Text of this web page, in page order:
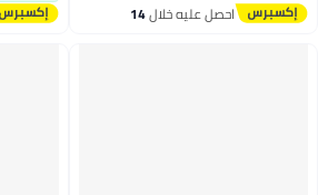
احصل عليه خلال14